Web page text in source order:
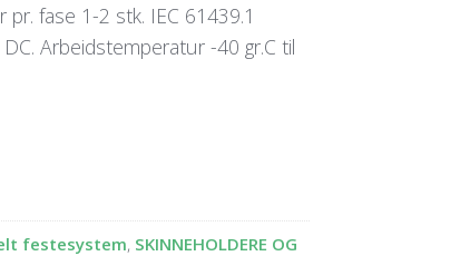
fase 1-2 stk. IEC 61439.1
Arbeidstemperatur -40 gr.C til
festesystem, SKINNEHOLDERE OG